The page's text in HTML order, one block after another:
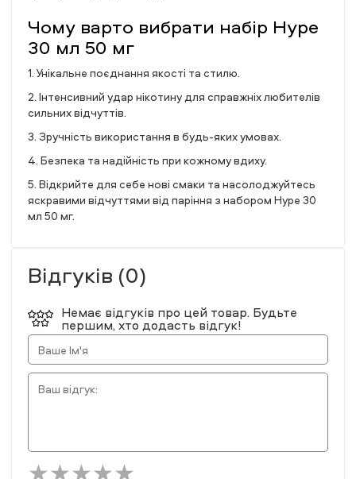
Чому варто вибрати набір Hype
30 мл 50 мг
1. Унікальне поєднання якості та стилю.
2. Інтенсивний удар нікотину для справжніх любителів
сильних відчуттів.
3. Зручність використання в будь-яких умовах.
4. Безпека та надійність при кожному вдиху.
5. Відкрийте для себе нові смаки та насолоджуйтесь
яскравими відчуттями від паріння з набором Hype 30
мл 50 мг.
Відгуків (0)
Немає відгуків про цей товар. Будьте
першим, хто додасть відгук!